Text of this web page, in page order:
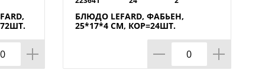
БЛЮДО LEFARD, ФАБЬЕН,
25*17*4 СМ, КОР=24ШТ.